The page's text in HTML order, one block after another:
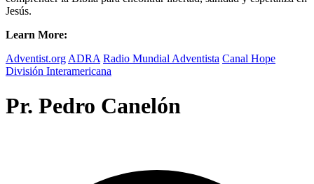
Jesús.
Learn More:
Adventist.org ADRA Radio Mundial Adventista Canal Hope
División Interamericana
Pr. Pedro Canelón